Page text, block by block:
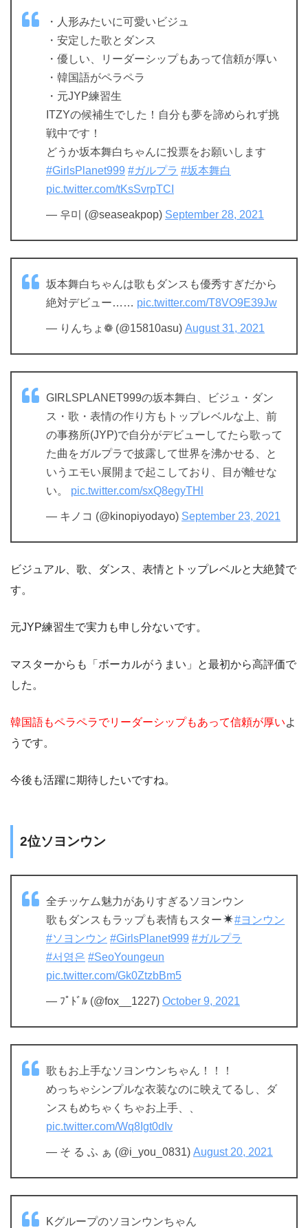
・人形みたいに可愛いビジュ
・安定した歌とダンス
・優しい、リーダーシップもあって信頼が厚い
・韓国語がペラペラ
・元JYP練習生
ITZYの候補生でした！自分も夢を諦められず挑
戦中です！
どうか坂本舞白ちゃんに投票をお願いします
#GirlsPlanet999 #ガルプラ #坂本舞白
pic.twitter.com/tKsSvrpTCI
— 우미 (@seaseakpop) September 28, 2021
坂本舞白ちゃんは歌もダンスも優秀すぎだから
絶対デビュー…… pic.twitter.com/T8VO9E39Jw
— りんちょ❁ (@15810asu) August 31, 2021
GIRLSPLANET999の坂本舞白、ビジュ・ダン
ス・歌・表情の作り方もトップレベルな上、前
の事務所(JYP)で自分がデビューしてたら歌って
た曲をガルプラで披露して世界を沸かせる、と
いうエモい展開まで起こしており、目が離せな
い。 pic.twitter.com/sxQ8egyTHl
— キノコ (@kinopiyodayo) September 23, 2021
ビジュアル、歌、ダンス、表情とトップレベルと大絶賛で
す。
元JYP練習生で実力も申し分ないです。
マスターからも「ボーカルがうまい」と最初から高評価で
した。
韓国語もペラペラでリーダーシップもあって信頼が厚いよ
うです。
今後も活躍に期待したいですね。
2位ソヨンウン
全チッケム魅力がありすぎるソヨンウン
歌もダンスもラップも表情もスター
#ヨンウン
#ソヨンウン #GirlsPlanet999 #ガルプラ
#서영은 #SeoYoungeun
pic.twitter.com/Gk0ZtzbBm5
— ﾌﾟﾄﾞﾙ (@fox__1227) October 9, 2021
歌もお上手なソヨンウンちゃん！！！
めっちゃシンプルな衣装なのに映えてるし、ダ
ンスもめちゃくちゃお上手、、
pic.twitter.com/Wq8Igt0dIv
— そ る ふ ぁ (@i_you_0831) August 20, 2021
Kグループのソヨンウンちゃん